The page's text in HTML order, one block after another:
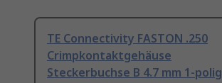
TE Connectivity FASTON .250
Crimpkontaktgehäuse
Steckerbuchse B 4.7 mm 1-polig